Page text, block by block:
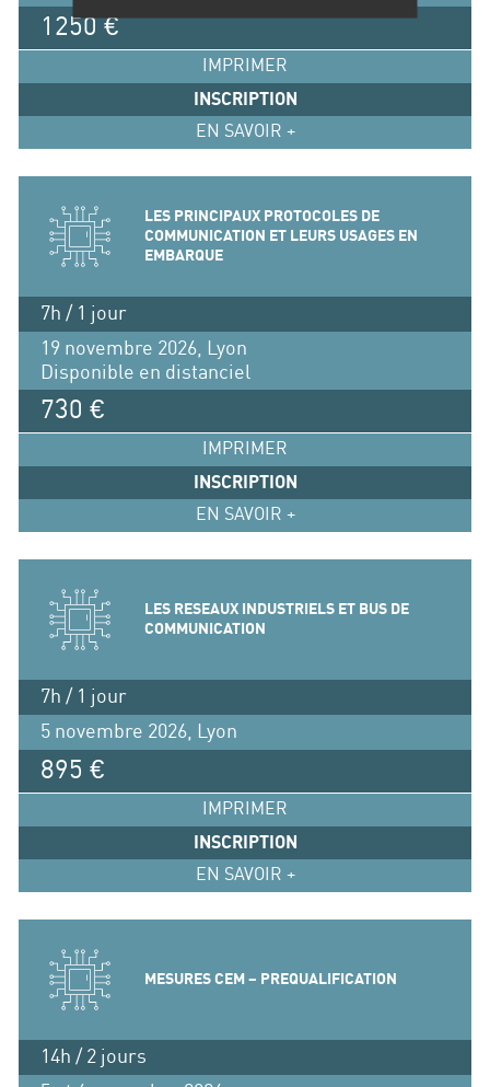
1250 €
IMPRIMER
INSCRIPTION
EN SAVOIR +
LES PRINCIPAUX PROTOCOLES DE
COMMUNICATION ET LEURS USAGES EN
EMBARQUE
7h / 1 jour
19 novembre 2026, Lyon
Disponible en distanciel
730 €
IMPRIMER
INSCRIPTION
EN SAVOIR +
LES RESEAUX INDUSTRIELS ET BUS DE
COMMUNICATION
7h / 1 jour
5 novembre 2026, Lyon
895 €
IMPRIMER
INSCRIPTION
EN SAVOIR +
MESURES CEM – PREQUALIFICATION
14h / 2 jours